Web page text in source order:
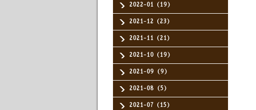
2022-01（19）
2021-12（23）
2021-11（21）
2021-10（19）
2021-09（9）
2021-08（5）
2021-07（15）